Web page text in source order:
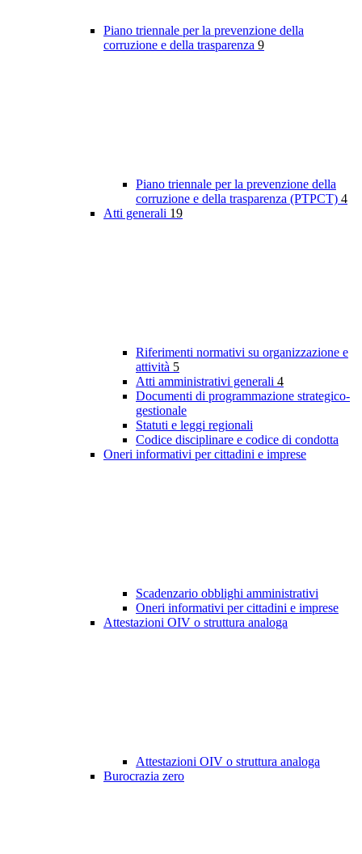
Piano triennale per la prevenzione della
corruzione e della trasparenza 9
Piano triennale per la prevenzione della
corruzione e della trasparenza (PTPCT) 4
Atti generali 19
Riferimenti normativi su organizzazione e
attività 5
Atti amministrativi generali 4
Documenti di programmazione strategico-
gestionale
Statuti e leggi regionali
Codice disciplinare e codice di condotta
Oneri informativi per cittadini e imprese
Scadenzario obblighi amministrativi
Oneri informativi per cittadini e imprese
Attestazioni OIV o struttura analoga
Attestazioni OIV o struttura analoga
Burocrazia zero